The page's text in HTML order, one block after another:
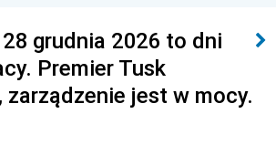
grudnia 2026 to dni
Premier Tusk
zarządzenie jest w mocy.